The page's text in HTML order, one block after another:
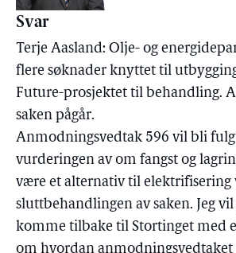
Svar
Terje Aasland: Olje- og
flere søknader knyttet til
Future-prosjektet til behandling.
saken pågår.
Anmodningsvedtak 596 vil bli
vurderingen av om fangst og
være et alternativ til elektrifisering
sluttbehandlingen av saken. Jeg vil
komme tilbake til Stortinget med
om hvordan anmodningsvedtaket